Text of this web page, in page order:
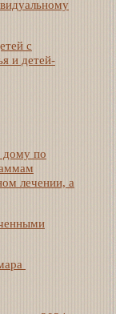
с
и детей-
дому по
лечении, а